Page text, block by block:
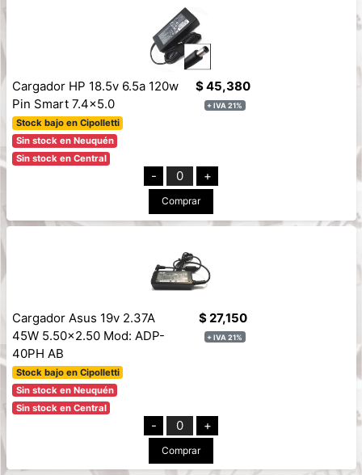
Cargador HP 18.5v 6.5a 120w
Pin Smart 7.4x5.0
Stock bajo en Cipolletti
Sin stock en Neuquén
Sin stock en Central
$ 45,380
+ IVA 21%
- 0 +
Comprar
Cargador Asus 19v 2.37A
45W 5.50x2.50 Mod: ADP-
40PH AB
Stock bajo en Cipolletti
Sin stock en Neuquén
Sin stock en Central
$ 27,150
+ IVA 21%
- 0 +
Comprar